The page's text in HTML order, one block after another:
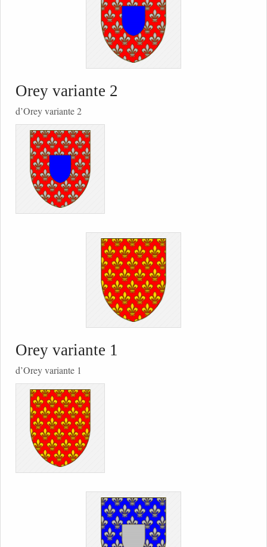
Orey variante 2
d’Orey variante 2
Orey variante 1
d’Orey variante 1